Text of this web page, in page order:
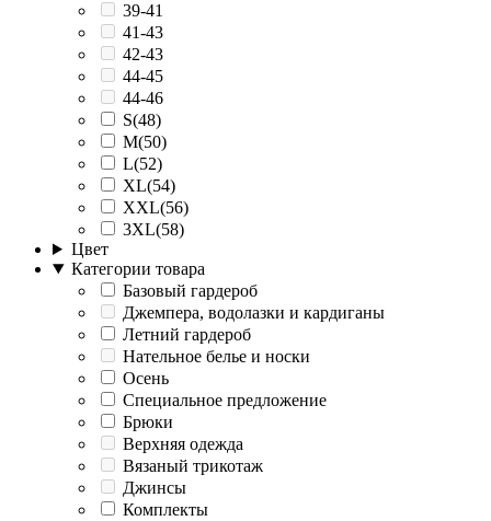
39-41
41-43
42-43
44-45
44-46
S(48)
M(50)
L(52)
XL(54)
XXL(56)
3XL(58)
Цвет
Категории товара
Базовый гардероб
Джемпера, водолазки и кардиганы
Летний гардероб
Нательное белье и носки
Осень
Специальное предложение
Брюки
Верхняя одежда
Вязаный трикотаж
Джинсы
Комплекты